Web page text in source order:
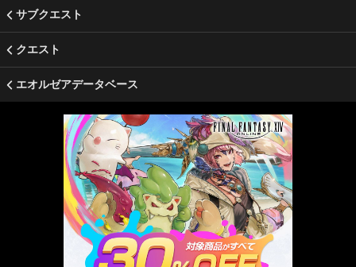
サブクエスト
クエスト
エオルゼアデータベース